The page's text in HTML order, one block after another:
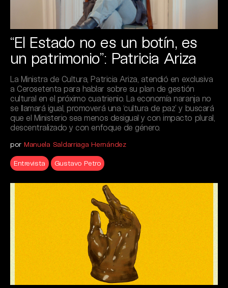
“El Estado no es un botín, es
un patrimonio”: Patricia Ariza
La Ministra de Cultura, Patricia Ariza, atendió en exclusiva
a Cerosetenta para hablar sobre su plan de gestión
cultural en el próximo cuatrienio. La economía naranja no
se llamará igual, promoverá una ‘cultura de paz’ y buscará
que el Ministerio sea menos desigual y con impacto plural,
descentralizado y con enfoque de género.
por Manuela Saldarriaga Hernández
Entrevista Gustavo Petro